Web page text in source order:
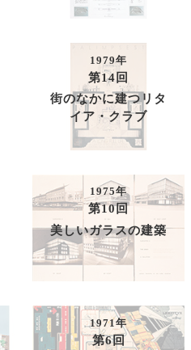
1979年
第14回
街のなかに建つリタ
イア・クラブ
1975年
第10回
美しいガラスの建築
1971年
第6回